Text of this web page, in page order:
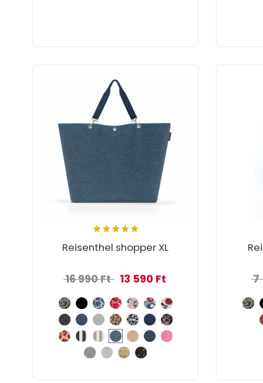
5.00
out
of 5
Reisenthel shopper XL
16 990Ft Original price was: 16 990 Ft.
13 590 Ft Current price is: 13 590
7